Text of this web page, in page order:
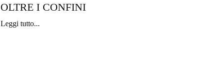
OLTRE I CONFINI
Leggi tutto...